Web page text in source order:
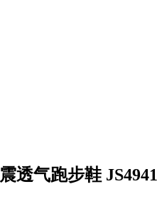
透气跑步鞋 JS4941